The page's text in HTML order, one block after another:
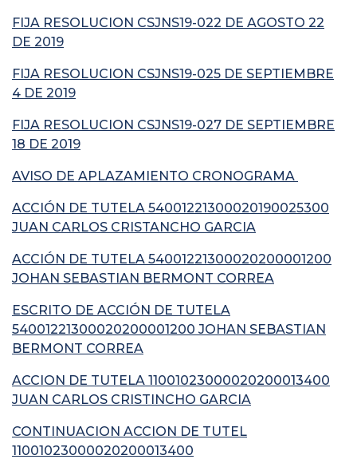
FIJA RESOLUCION CSJNS19-022 DE AGOSTO 22
DE 2019
FIJA RESOLUCION CSJNS19-025 DE SEPTIEMBRE
4 DE 2019
FIJA RESOLUCION CSJNS19-027 DE SEPTIEMBRE
18 DE 2019
AVISO DE APLAZAMIENTO CRONOGRAMA
ACCIÓN DE TUTELA 54001221300020190025300
JUAN CARLOS CRISTANCHO GARCIA
ACCIÓN DE TUTELA 54001221300020200001200
JOHAN SEBASTIAN BERMONT CORREA
ESCRITO DE ACCIÓN DE TUTELA
54001221300020200001200 JOHAN SEBASTIAN
BERMONT CORREA
ACCION DE TUTELA 11001023000020200013400
JUAN CARLOS CRISTINCHO GARCIA
CONTINUACION ACCION DE TUTEL
11001023000020200013400